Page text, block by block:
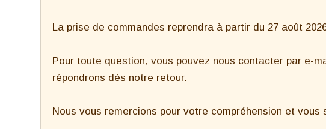
La prise de commandes reprendra à partir du 27 août
Pour toute question, vous pouvez nous contacter par e-
répondrons dès notre retour.
Nous vous remercions pour votre compréhension et vous